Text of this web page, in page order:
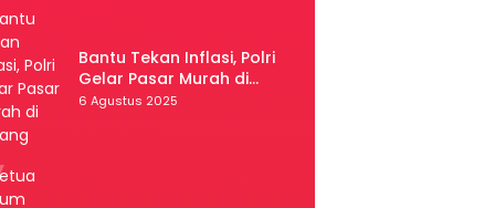
Bantu Tekan Inflasi, Polri
Gelar Pasar Murah di
Malang
6 Agustus 2025